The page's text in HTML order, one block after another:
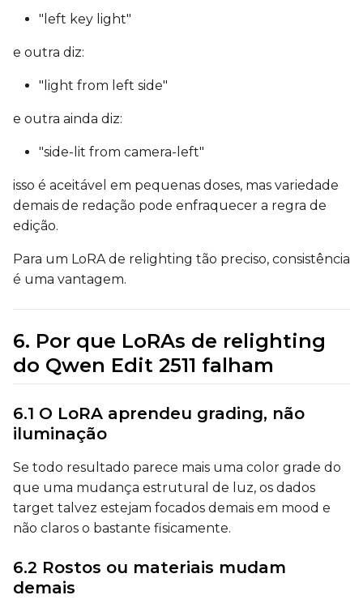
LoRA Scale
Width
Height
Seed
"left key light"
e outra diz:
"light from left side"
e outra ainda diz:
"side-lit from camera-left"
isso é aceitável em pequenas doses, mas variedade
demais de redação pode enfraquecer a regra de
edição.
Para um LoRA de relighting tão preciso, consistência
é uma vantagem.
6. Por que LoRAs de relighting
do Qwen Edit 2511 falham
6.1 O LoRA aprendeu grading, não
iluminação
Se todo resultado parece mais uma color grade do
que uma mudança estrutural de luz, os dados
target talvez estejam focados demais em mood e
não claros o bastante fisicamente.
6.2 Rostos ou materiais mudam
demais